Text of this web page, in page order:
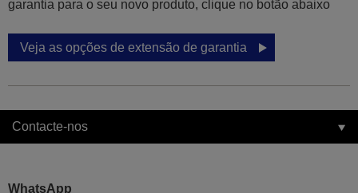
garantia para o seu novo produto, clique no botão abaixo
Veja as opções de extensão de garantia
Contacte-nos
WhatsApp